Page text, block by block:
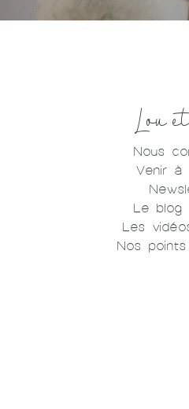
Lou
Nous
Venir à
Le blog
Les
Nos